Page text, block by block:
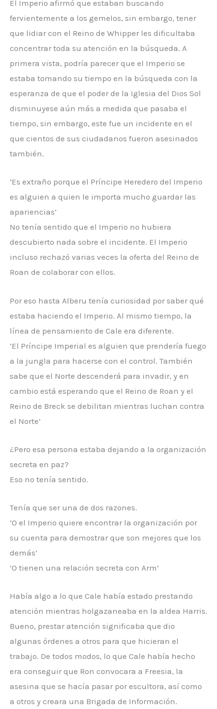
El Imperio afirmó que estaban buscando
fervientemente a los gemelos, sin embargo, tener
que lidiar con el Reino de Whipper les dificultaba
concentrar toda su atención en la búsqueda. A
primera vista, podría parecer que el Imperio se
estaba tomando su tiempo en la búsqueda con la
esperanza de que el poder de la Iglesia del Dios Sol
disminuyese aún más a medida que pasaba el
tiempo, sin embargo, este fue un incidente en el
que cientos de sus ciudadanos fueron asesinados
también.
‘Es extraño porque el Príncipe Heredero del Imperio
es alguien a quien le importa mucho guardar las
apariencias’
No tenía sentido que el Imperio no hubiera
descubierto nada sobre el incidente. El Imperio
incluso rechazó varias veces la oferta del Reino de
Roan de colaborar con ellos.
Por eso hasta Alberu tenía curiosidad por saber qué
estaba haciendo el Imperio. Al mismo tiempo, la
línea de pensamiento de Cale era diferente.
‘El Príncipe Imperial es alguien que prendería fuego
a la jungla para hacerse con el control. También
sabe que el Norte descenderá para invadir, y en
cambio está esperando que el Reino de Roan y el
Reino de Breck se debilitan mientras luchan contra
el Norte’
¿Pero esa persona estaba dejando a la organización
secreta en paz?
Eso no tenía sentido.
Tenía que ser una de dos razones.
‘O el Imperio quiere encontrar la organización por
su cuenta para demostrar que son mejores que los
demás’
‘O tienen una relación secreta con Arm’
Había algo a lo que Cale había estado prestando
atención mientras holgazaneaba en la aldea Harris.
Bueno, prestar atención significaba que dio
algunas órdenes a otros para que hicieran el
trabajo. De todos modos, lo que Cale había hecho
era conseguir que Ron convocara a Freesia, la
asesina que se hacía pasar por escultora, así como
a otros y creara una Brigada de Información.